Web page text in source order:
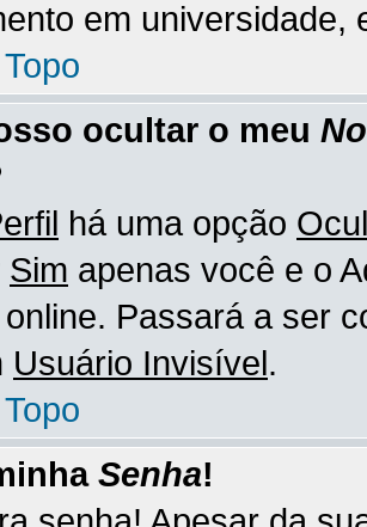
em universidade,
ocultar o meu
há uma opção
Sim apenas você e o
Passará a ser
Usuário Invisível.
Senha!